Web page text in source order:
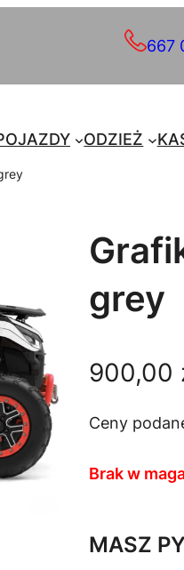
667
ODZIEŻ
grey
900,00
Ceny
Brak w
MASZ